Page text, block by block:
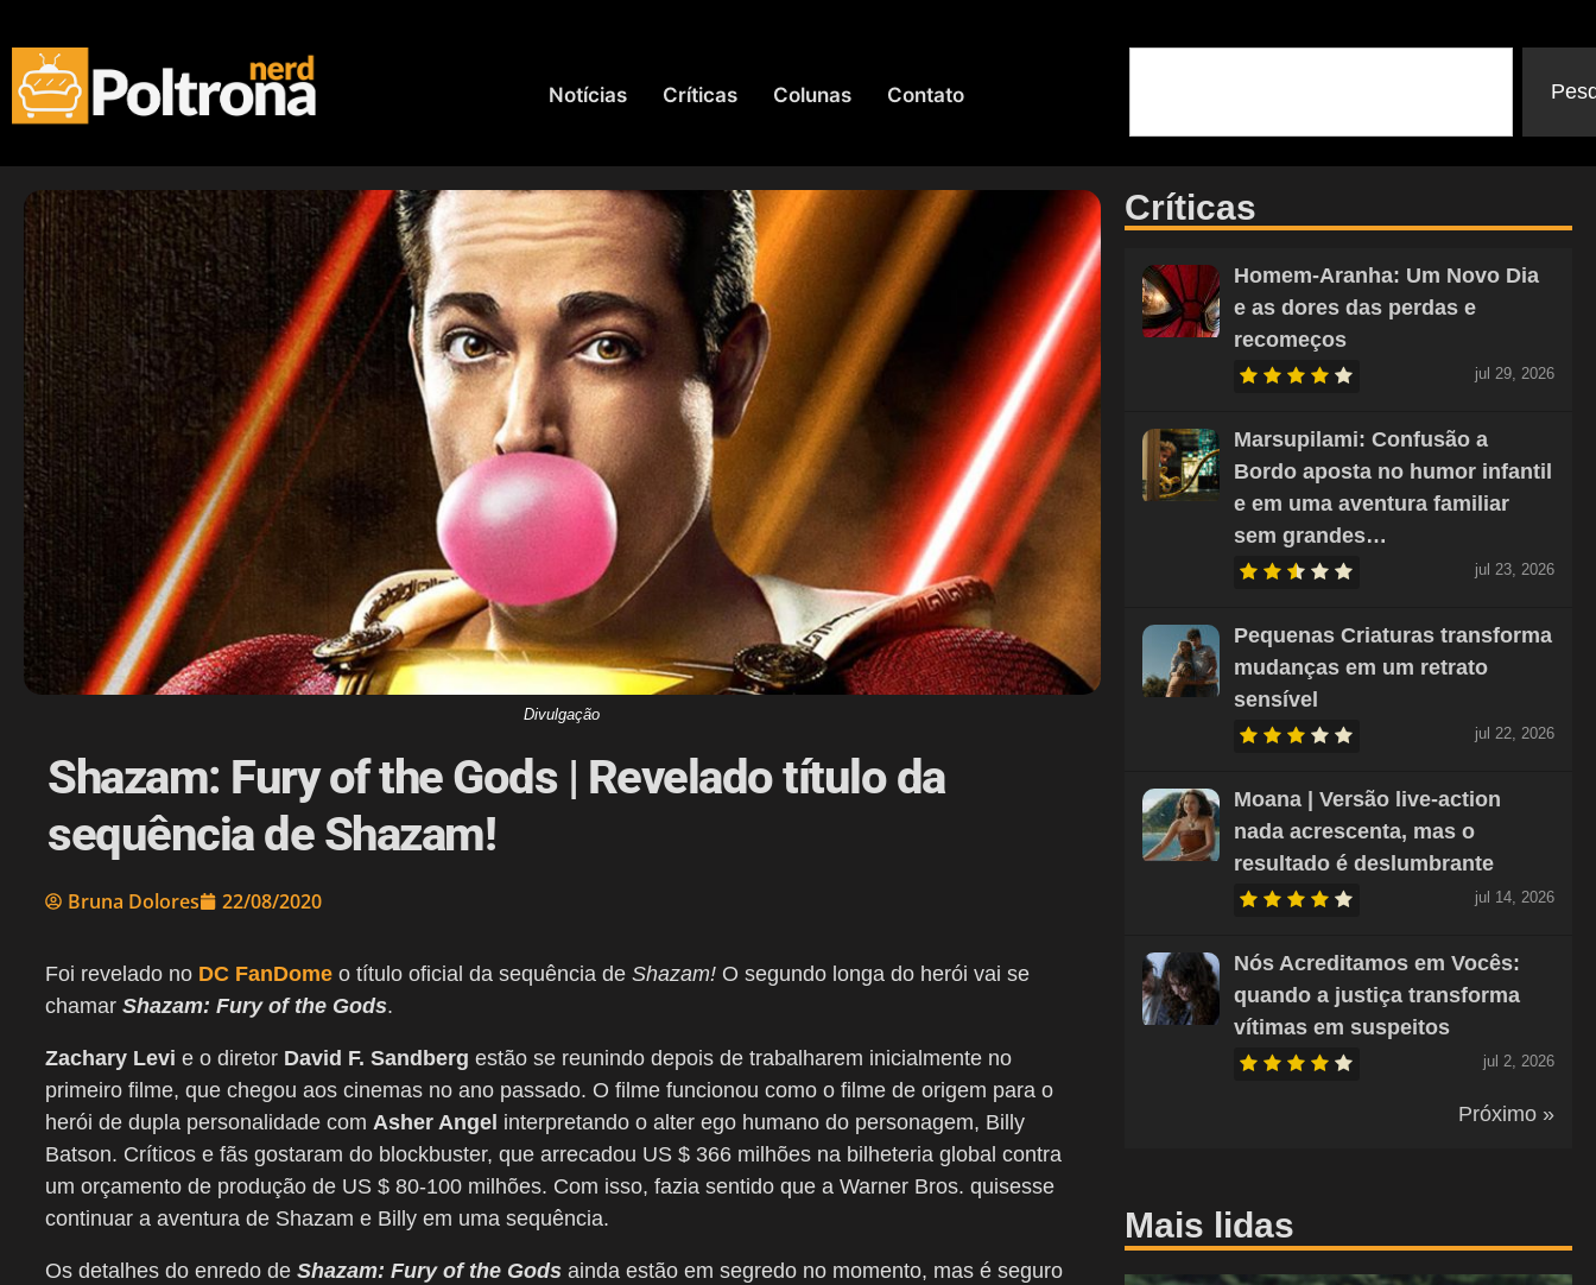
Notícias Críticas Colunas Contato
Divulgação
Shazam: Fury of the Gods | Revelado título da
sequência de Shazam!
Bruna Dolores 22/08/2020
Foi revelado no DC FanDome o título oficial da sequência de Shazam! O segundo longa do herói vai se
chamar Shazam: Fury of the Gods.
Zachary Levi e o diretor David F. Sandberg estão se reunindo depois de trabalharem inicialmente no
primeiro filme, que chegou aos cinemas no ano passado. O filme funcionou como o filme de origem para o
herói de dupla personalidade com Asher Angel interpretando o alter ego humano do personagem, Billy
Batson. Críticos e fãs gostaram do blockbuster, que arrecadou US $ 366 milhões na bilheteria global contra
um orçamento de produção de US $ 80-100 milhões. Com isso, fazia sentido que a Warner Bros. quisesse
continuar a aventura de Shazam e Billy em uma sequência.
Os detalhes do enredo de Shazam: Fury of the Gods ainda estão em segredo no momento, mas é seguro
Críticas
Homem-Aranha: Um Novo Dia
e as dores das perdas e
recomeços
jul 29, 2026
Marsupilami: Confusão a
Bordo aposta no humor infantil
e em uma aventura familiar
sem grandes…
jul 23, 2026
Pequenas Criaturas transforma
mudanças em um retrato
sensível
jul 22, 2026
Moana | Versão live-action
nada acrescenta, mas o
resultado é deslumbrante
jul 14, 2026
Nós Acreditamos em Vocês:
quando a justiça transforma
vítimas em suspeitos
jul 2, 2026
Próximo »
Mais lidas